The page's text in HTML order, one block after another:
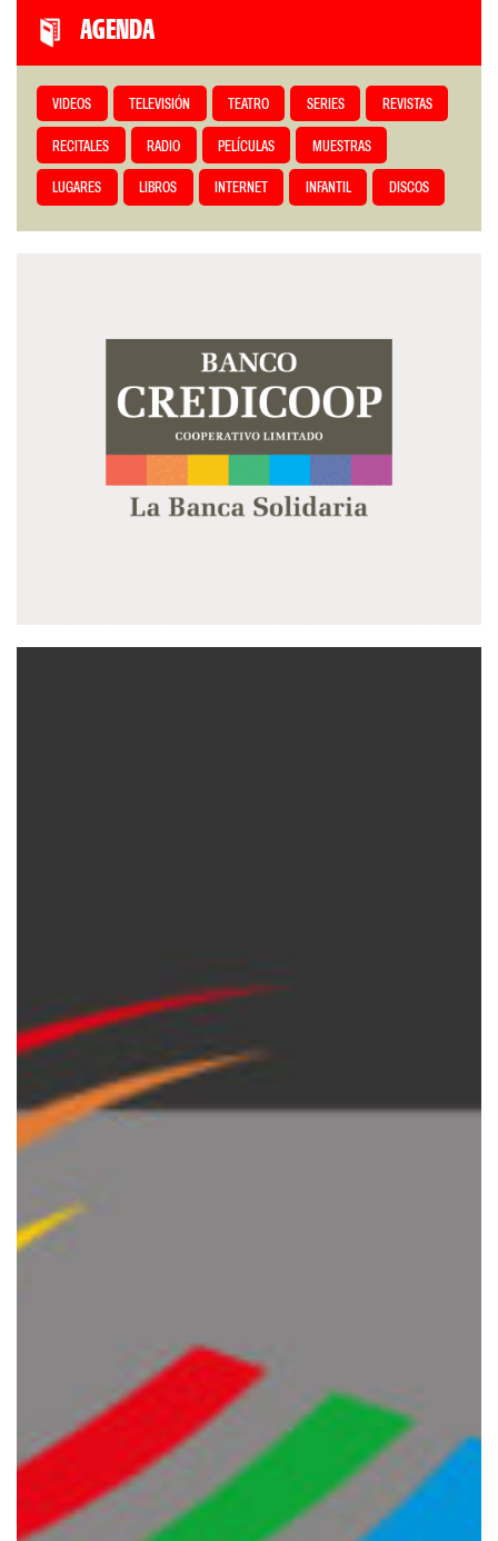
AGENDA
VIDEOS TELEVISIÓN TEATRO SERIES REVISTAS
RECITALES RADIO PELÍCULAS MUESTRAS
LUGARES LIBROS INTERNET INFANTIL DISCOS